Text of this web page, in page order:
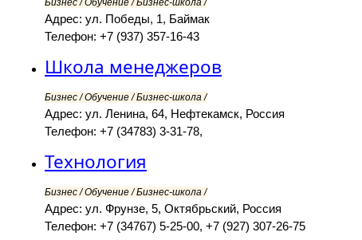
Бизнес / Обучение / Бизнес-школа /
Адрес: ул. Победы, 1, Баймак
Телефон: +7 (937) 357-16-43
Школа менеджеров
Бизнес / Обучение / Бизнес-школа /
Адрес: ул. Ленина, 64, Нефтекамск, Россия
Телефон: +7 (34783) 3-31-78,
Технология
Бизнес / Обучение / Бизнес-школа /
Адрес: ул. Фрунзе, 5, Октябрьский, Россия
Телефон: +7 (34767) 5-25-00, +7 (927) 307-26-75